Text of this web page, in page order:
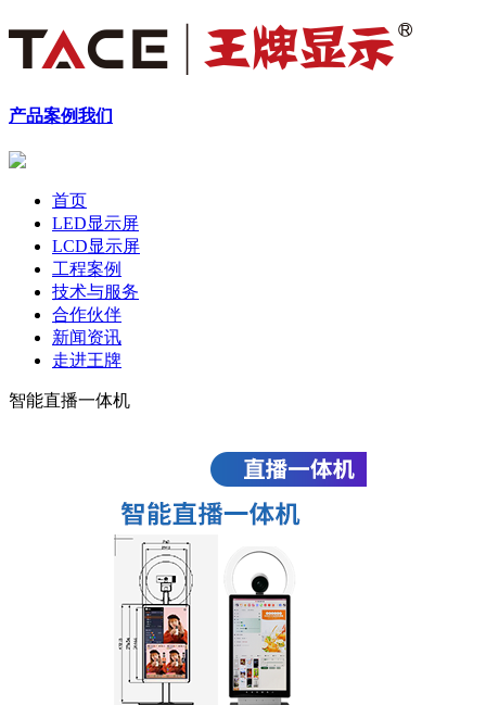
产品案例我们
首页
LED显示屏
LCD显示屏
工程案例
技术与服务
合作伙伴
新闻资讯
走进王牌
智能直播一体机